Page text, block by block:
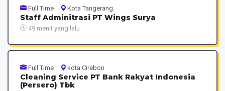
Full Time Kota Tangerang
Staff Adminitrasi PT Wings Surya
49 menit yang lalu
Full Time kota Cirebon
Cleaning Service PT Bank Rakyat Indonesia
(Persero) Tbk